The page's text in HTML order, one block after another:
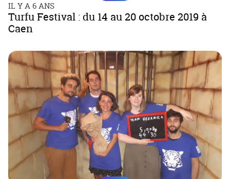
IL Y A 6 ANS
Turfu Festival : du 14 au 20 octobre 2019 à
Caen